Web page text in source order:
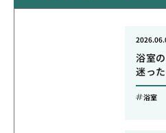
浴室
迷っ
浴室